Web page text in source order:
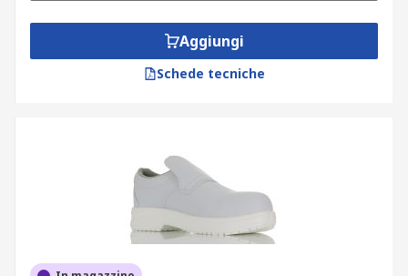
Aggiungi
Schede tecniche